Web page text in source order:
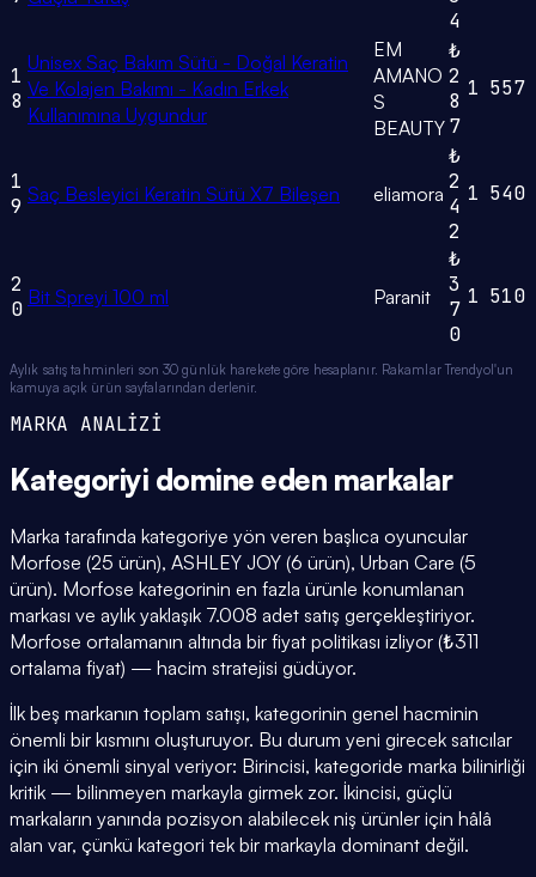
4
1
8
Unisex Saç Bakım Sütü - Doğal Keratin
Ve Kolajen Bakımı - Kadın Erkek
Kullanımına Uygundur
EM
AMANO
S
BEAUTY
₺
2
8
7
1 557
1
9 Saç Besleyici Keratin Sütü X7 Bileşen eliamora
₺
2
4
2
1 540
2
0 Bit Spreyi 100 ml Paranit
₺
3
7
0
1 510
Aylık satış tahminleri son 30 günlük harekete göre hesaplanır. Rakamlar Trendyol'un
kamuya açık ürün sayfalarından derlenir.
MARKA ANALİZİ
Kategoriyi domine eden markalar
Marka tarafında kategoriye yön veren başlıca oyuncular
Morfose (25 ürün), ASHLEY JOY (6 ürün), Urban Care (5
ürün). Morfose kategorinin en fazla ürünle konumlanan
markası ve aylık yaklaşık 7.008 adet satış gerçekleştiriyor.
Morfose ortalamanın altında bir fiyat politikası izliyor (₺311
ortalama fiyat) — hacim stratejisi güdüyor.
İlk beş markanın toplam satışı, kategorinin genel hacminin
önemli bir kısmını oluşturuyor. Bu durum yeni girecek satıcılar
için iki önemli sinyal veriyor: Birincisi, kategoride marka bilinirliği
kritik — bilinmeyen markayla girmek zor. İkincisi, güçlü
markaların yanında pozisyon alabilecek niş ürünler için hâlâ
alan var, çünkü kategori tek bir markayla dominant değil.